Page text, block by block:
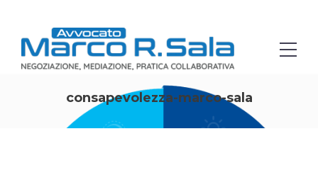
consapevolezza-marco-sala